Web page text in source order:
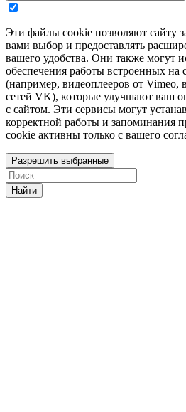
Эти файлы cookie позволяют сайту
вами выбор и предоставлять
вашего удобства. Они также могут
обеспечения работы встроенных на
(например, видеоплееров от Vimeo,
сетей VK), которые улучшают ваш
с сайтом. Эти сервисы могут
корректной работы и запоминания
cookie активны только с вашего
Разрешить выбранные
Найти